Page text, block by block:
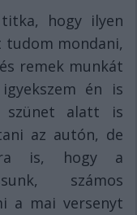
hogy ilyen
tudom mondani,
remek munkát
én is
szünet alatt is
az autón, de
is, hogy a
számos
a mai versenyt